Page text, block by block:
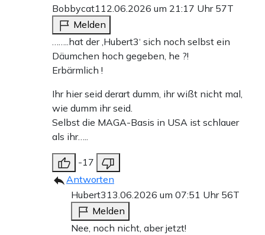
Bobbycat1 12.06.2026 um 21:17 Uhr 57T
Melden
……..hat der ‚Hubert3‘ sich noch selbst ein
Däumchen hoch gegeben, he ?!
Erbärmlich !
Ihr hier seid derart dumm, ihr wißt nicht mal,
wie dumm ihr seid.
Selbst die MAGA-Basis in USA ist schlauer
als ihr…..
-17
Antworten
Hubert3 13.06.2026 um 07:51 Uhr 56T
Melden
Nee, noch nicht, aber jetzt!